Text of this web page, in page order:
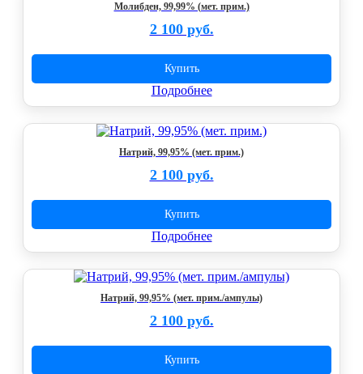
Молибден, 99,99% (мет. прим.)
2 100 руб.
Купить
Подробнее
Натрий, 99,95% (мет. прим.)
2 100 руб.
Купить
Подробнее
Натрий, 99,95% (мет. прим./ампулы)
2 100 руб.
Купить